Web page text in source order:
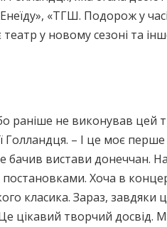
«ТГШ. Подорож у
у новому сезоні та
не виконував цей
– І це моє
бачив вистави донеччан.
Хоча в
класика. Зараз, завдяки
цікавий творчий досвід.